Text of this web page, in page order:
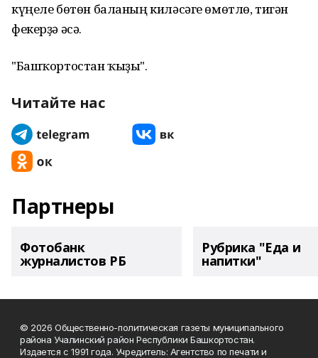
күңеле бөтөн баланың киләсәге өмөтлө, тигән
фекерҙә әсә.
"Башҡортостан ҡыҙы".
Читайте нас
Партнеры
Фотобанк
журналистов РБ
Рубрика "Еда и
напитки"
© 2026 Общественно-политическая газеты муниципального
района Учалинский район Республики Башкортостан.
Издается с 1991 года. Учредитель: Агентство по печати и